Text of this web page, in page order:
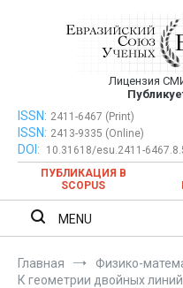
публикация
Лицензия
Евразийский Союз
ISSN: 2411-6467 (Print)
ISSN: 2413-9335 (Online)
DOI:
10.31618/esu.2411-
ПУБЛИКАЦИЯ В
SCOPUS
MENU
Главная
Физико-
К геометрии двойных